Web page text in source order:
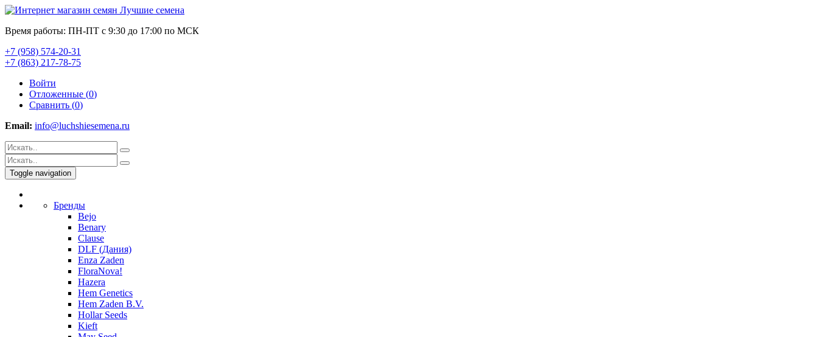
Время работы: ПН-ПТ с 9:30 до 17:00 по МСК
+7 (958) 574-20-31
+7 (863) 217-78-75
Войти
Отложенные (0)
Сравнить (0)
Email: info@luchshiesemena.ru
Toggle navigation
Бренды
Bejo
Benary
Clause
DLF (Дания)
Enza Zaden
FloraNova!
Hazera
Hem Genetics
Hem Zaden B.V.
Hollar Seeds
Kieft